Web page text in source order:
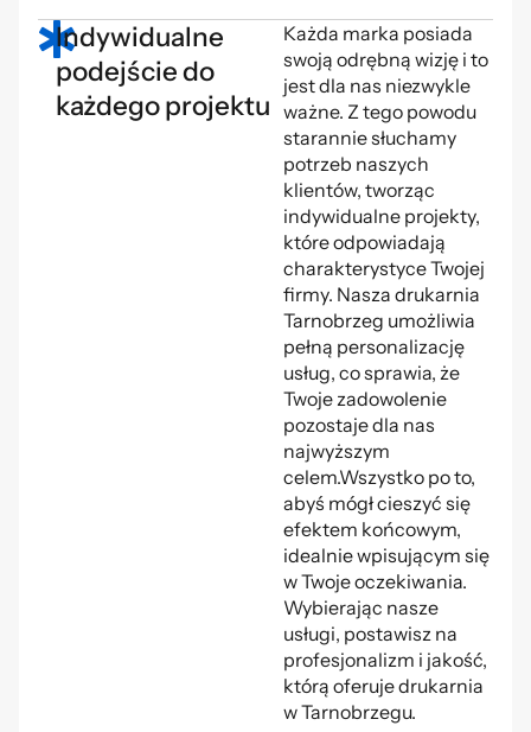
Indywidualne
podejście do
każdego projektu
Każda marka posiada
swoją odrębną wizję i to
jest dla nas niezwykle
ważne. Z tego powodu
starannie słuchamy
potrzeb naszych
klientów, tworząc
indywidualne projekty,
które odpowiadają
charakterystyce Twojej
firmy. Nasza drukarnia
Tarnobrzeg umożliwia
pełną personalizację
usług, co sprawia, że
Twoje zadowolenie
pozostaje dla nas
najwyższym
celem.Wszystko po to,
abyś mógł cieszyć się
efektem końcowym,
idealnie wpisującym się
w Twoje oczekiwania.
Wybierając nasze
usługi, postawisz na
profesjonalizm i jakość,
którą oferuje drukarnia
w Tarnobrzegu.